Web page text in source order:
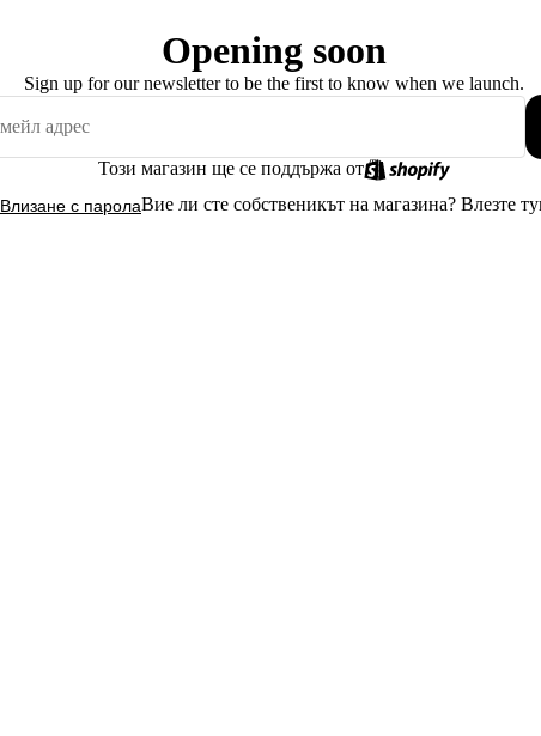
Opening soon
Sign up for our newsletter to be the first to know when we launch.
Този магазин ще се поддържа от
Влизане с паролаВие ли сте собственикът на магазина? Влезте